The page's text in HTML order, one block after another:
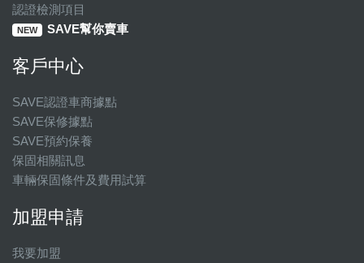
認證檢測項目
NEW SAVE幫你賣車
客戶中心
SAVE認證車商據點
SAVE保修據點
SAVE預約保養
保固相關訊息
車輛保固條件及費用試算
加盟申請
我要加盟